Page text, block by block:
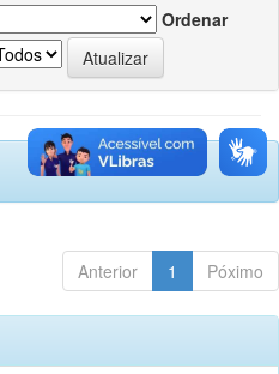
Ordenar
Anterior 1 Póximo